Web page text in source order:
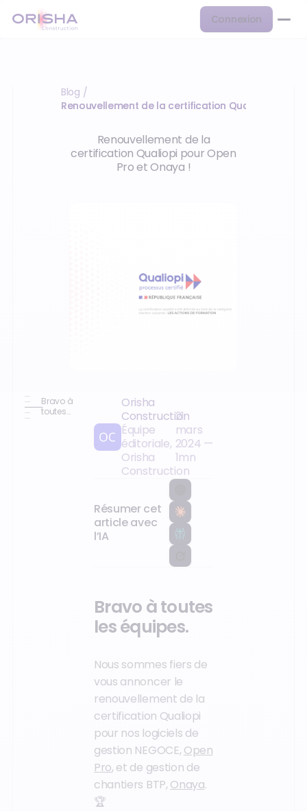
Connexion
Blog /
Renouvellement de la certification Qualiopi pour
Renouvellement de la
certification Qualiopi pour Open
Pro et Onaya !
Bravo à
toutes
Orisha
Construction
Équipe
éditoriale,
Orisha
Construction
21
mars
2024 —
1mn
Résumer cet
article avec
l’IA
Bravo à toutes
les équipes.
Nous sommes fiers de
vous annoncer le
renouvellement de la
certification Qualiopi
pour nos logiciels de
gestion NEGOCE, Open
Pro, et de gestion de
chantiers BTP, Onaya.
🏆